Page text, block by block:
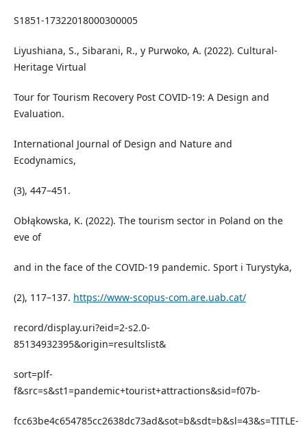
S1851-17322018000300005
Liyushiana, S., Sibarani, R., y Purwoko, A. (2022). Cultural-
Heritage Virtual
Tour for Tourism Recovery Post COVID-19: A Design and
Evaluation.
International Journal of Design and Nature and
Ecodynamics,
(3), 447–451.
Obłąkowska, K. (2022). The tourism sector in Poland on the
eve of
and in the face of the COVID-19 pandemic. Sport i Turystyka,
(2), 117–137. https://www-scopus-com.are.uab.cat/
record/display.uri?eid=2-s2.0-
85134932395&origin=resultslist&
sort=plf-
f&src=s&st1=pandemic+tourist+attractions&sid=f07b-
fcc63be4c654785cc2638dc73ad&sot=b&sdt=b&sl=43&s=TITLE-